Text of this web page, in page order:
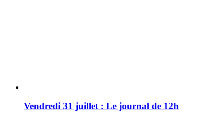
Vendredi 31 juillet : Le journal de 12h